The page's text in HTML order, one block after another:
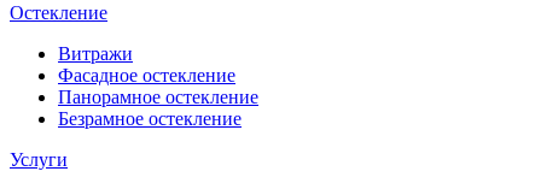
Остекление
Витражи
Фасадное остекление
Панорамное остекление
Безрамное остекление
Услуги